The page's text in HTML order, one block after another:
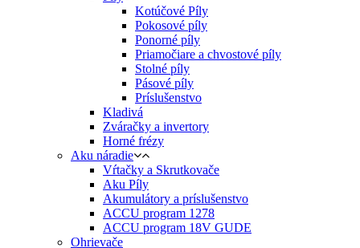
Kotúčové Píly
Pokosové píly
Ponorné píly
Priamočiare a chvostové píly
Stolné píly
Pásové píly
Príslušenstvo
Kladivá
Zváračky a invertory
Horné frézy
Aku náradie
Vŕtačky a Skrutkovače
Aku Píly
Akumulátory a príslušenstvo
ACCU program 1278
ACCU program 18V GUDE
Ohrievače